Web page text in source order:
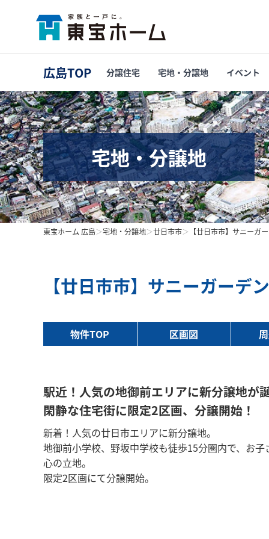
広島TOP 分譲住宅 宅地・分譲地 イベント
宅地・分譲地
東宝ホーム 広島＞宅地・分譲地＞廿日市市＞ 【廿日市市】サニーガ
【廿日市市】サニーガーデ
物件TOP 区画図
駅近！人気の地御前エリアに新分譲地が
閑静な住宅街に限定2区画、分譲開始！
新着！人気の廿日市エリアに新分譲地。
地御前小学校、野坂中学校も徒歩15分圏内で、お
心の立地。
限定2区画にて分譲開始。